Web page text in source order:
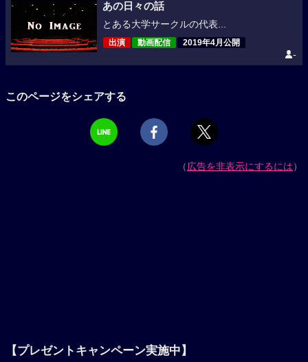
あの日々の話
とある大学サークルの代表...
出演 動画配信 2019年4月公開
-
このページをシェアする
（広告を非表示にするには）
【プレゼントキャンペーン実施中】